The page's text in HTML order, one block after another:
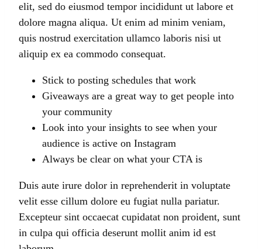
elit, sed do eiusmod tempor incididunt ut labore et
dolore magna aliqua. Ut enim ad minim veniam,
quis nostrud exercitation ullamco laboris nisi ut
aliquip ex ea commodo consequat.
Stick to posting schedules that work
Giveaways are a great way to get people into
your community
Look into your insights to see when your
audience is active on Instagram
Always be clear on what your CTA is
Duis aute irure dolor in reprehenderit in voluptate
velit esse cillum dolore eu fugiat nulla pariatur.
Excepteur sint occaecat cupidatat non proident, sunt
in culpa qui officia deserunt mollit anim id est